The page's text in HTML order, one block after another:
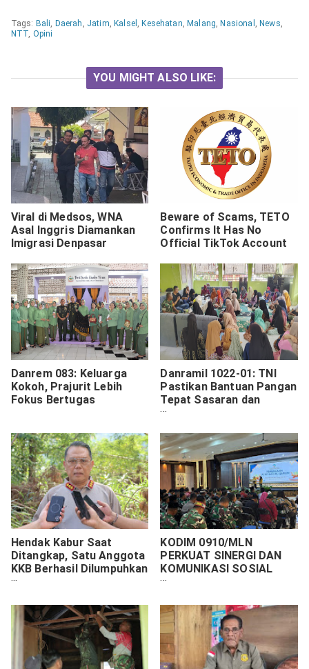
Tags: Bali, Daerah , Jatim, Kalsel , Kesehatan, Malang, Nasional , News,
NTT, Opini
YOU MIGHT ALSO LIKE:
Viral di Medsos, WNA
Asal Inggris Diamankan
Imigrasi Denpasar
Beware of Scams, TETO
Confirms It Has No
Official TikTok Account
Danrem 083: Keluarga
Kokoh, Prajurit Lebih
Fokus Bertugas
Danramil 1022-01: TNI
Pastikan Bantuan Pangan
Tepat Sasaran dan
Lancar
Hendak Kabur Saat
Ditangkap, Satu Anggota
KKB Berhasil Dilumpuhkan
Satgas Ops Damai
KODIM 0910/MLN
PERKUAT SINERGI DAN
KOMUNIKASI SOSIAL
MELALUI KEGIATAN
MALINAU